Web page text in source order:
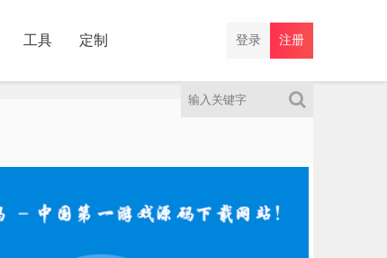
工具 定制 注册
登录